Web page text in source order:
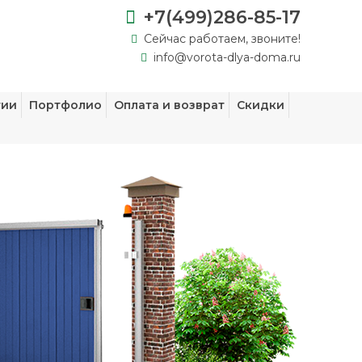
+7(499)286-85-17
Сейчас работаем, звоните!
info@vorota-dlya-doma.ru
Портфолио Оплата и возврат Скидки